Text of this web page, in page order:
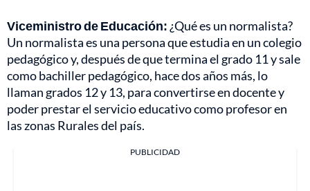
Viceministro de Educación: ¿Qué es un normalista?
Un normalista es una persona que estudia en un colegio
pedagógico y, después de que termina el grado 11 y sale
como bachiller pedagógico, hace dos años más, lo
llaman grados 12 y 13, para convertirse en docente y
poder prestar el servicio educativo como profesor en
las zonas Rurales del país.
PUBLICIDAD